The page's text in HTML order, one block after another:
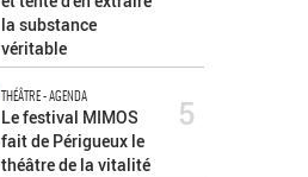
la substance
véritable
THÉÂTRE - AGENDA
Le festival MIMOS
fait de Périgueux le
théâtre de la vitalité
5